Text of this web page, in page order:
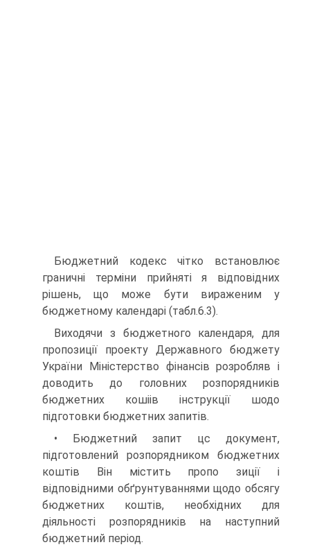
Бюджетний кодекс чітко встановлює
граничні терміни прийняті я відповідних
рішень, що може бути вираженим у
бюджетному календарі (табл.6.3).
Виходячи з бюджетного календаря, для
пропозиції проекту Державного бюджету
України Міністерство фінансів розробляв і
доводить до головних розпорядників
бюджетних кошіів інструкції шодо
підготовки бюджетних запитів.
• Бюджетний запит цс документ,
підготовлений розпорядником бюджетних
коштів Він містить пропо зиції і
відповідними обґрунтуваннями щодо обсягу
бюджетних коштів, необхідних для
діяльності розпорядників на наступний
бюджетний період.